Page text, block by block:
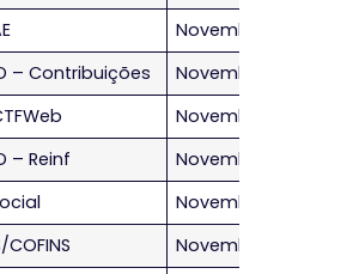
Novembro/2023
– Contribuições
Novembro/2023
Novembro/2023
– Reinf
Novembro/2023
Novembro/2023
COFINS
Novembro/2023